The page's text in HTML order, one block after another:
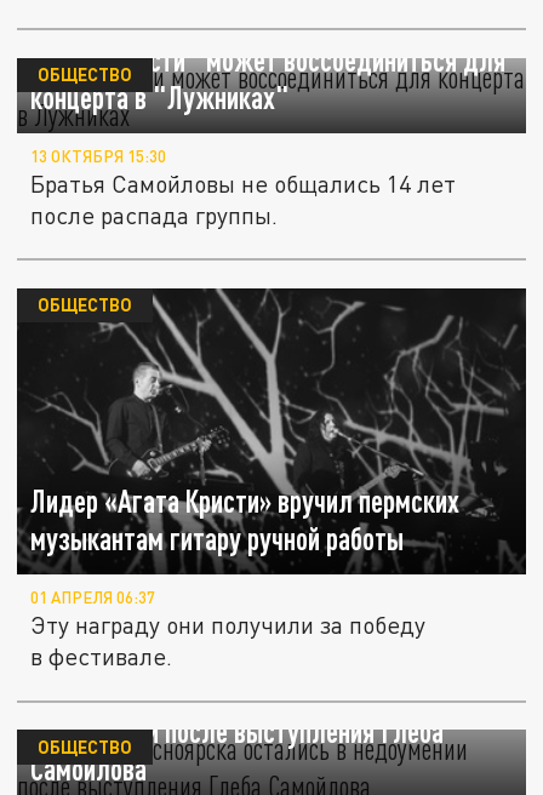
"Агата Кристи" может воссоединиться для
концерта в "Лужниках"
ОБЩЕСТВО
13 ОКТЯБРЯ 15:30
Братья Самойловы не общались 14 лет
после распада группы.
Лидер «Агата Кристи» вручил пермских
музыкантам гитару ручной работы
ОБЩЕСТВО
01 АПРЕЛЯ 06:37
Эту награду они получили за победу
в фестивале.
Жители Красноярска остались в
недоумении после выступления Глеба
Самойлова
ОБЩЕСТВО